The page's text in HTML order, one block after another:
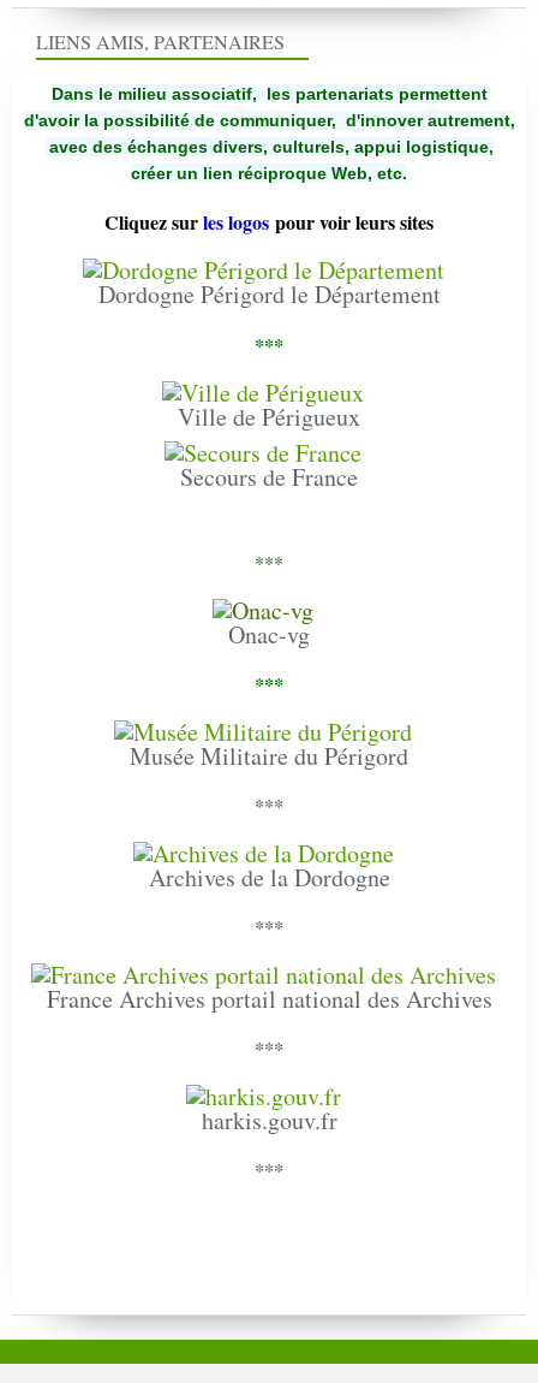
LIENS AMIS, PARTENAIRES
Dans le milieu associatif, les partenariats permettent
d'avoir la possibilité de communiquer, d'innover autrement,
avec des échanges divers, culturels, appui logistique,
créer un lien réciproque Web, etc.
Cliquez surles logos pour voir leurs sites
Dordogne Périgord le Département
***
Ville de Périgueux
Secours de France
***
Onac-vg
***
Musée Militaire du Périgord
***
Archives de la Dordogne
***
France Archives portail national des Archives
***
harkis.gouv.fr
***